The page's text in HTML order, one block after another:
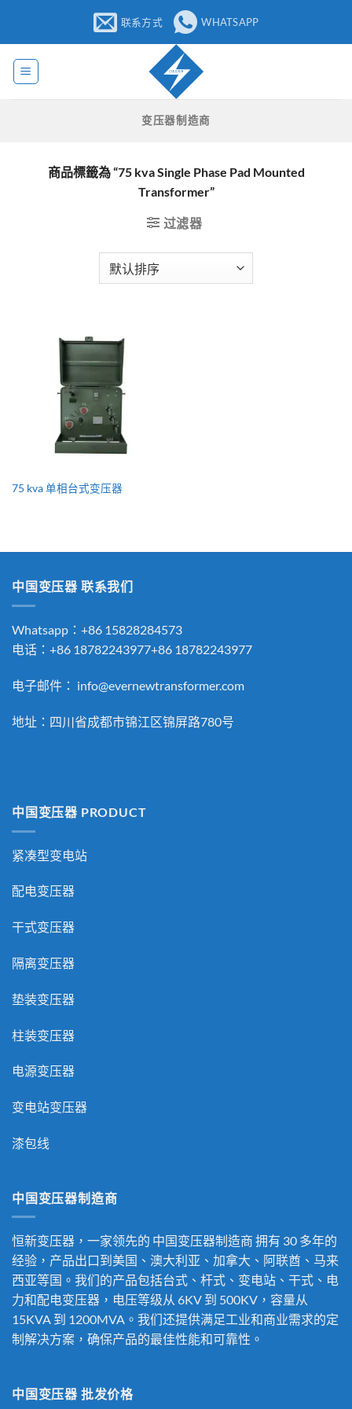
内
联系方式 WHATSAPP
变压器制造商
商品標籤為 “75 kva Single Phase Pad Mounted
Transformer”
过滤器
75 kva 单相台式变压器
中国变压器 联系我们
Whatsapp：+86 15828284573
电话：+86 18782243977+86 18782243977
电子邮件： info@evernewtransformer.com
地址：四川省成都市锦江区锦屏路780号
中国变压器 PRODUCT
紧凑型变电站
配电变压器
干式变压器
隔离变压器
垫装变压器
柱装变压器
电源变压器
变电站变压器
漆包线
中国变压器制造商
恒新变压器，一家领先的 中国变压器制造商 拥有 30 多年的
经验，产品出口到美国、澳大利亚、加拿大、阿联酋、马来
西亚等国。我们的产品包括台式、杆式、变电站、干式、电
力和配电变压器，电压等级从 6KV 到 500KV，容量从
15KVA 到 1200MVA。我们还提供满足工业和商业需求的定
制解决方案，确保产品的最佳性能和可靠性。
中国变压器 批发价格